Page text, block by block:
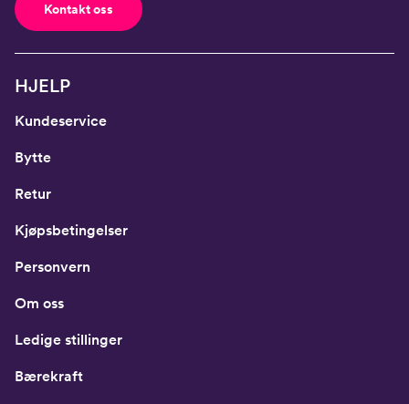
Kontakt oss
HJELP
Kundeservice
Bytte
Retur
Kjøpsbetingelser
Personvern
Om oss
Ledige stillinger
Bærekraft